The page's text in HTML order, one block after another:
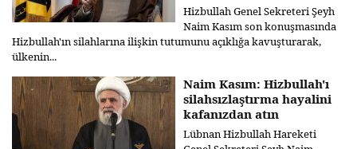
Hizbullah Genel Sekreteri Şeyh
Naim Kasım son konuşmasında
Hizbullah'ın silahlarına ilişkin tutumunu açıklığa kavuşturarak,
ülkenin...
Naim Kasım: Hizbullah'ı
silahsızlaştırma hayalini
kafanızdan atın
Lübnan Hizbullah Hareketi